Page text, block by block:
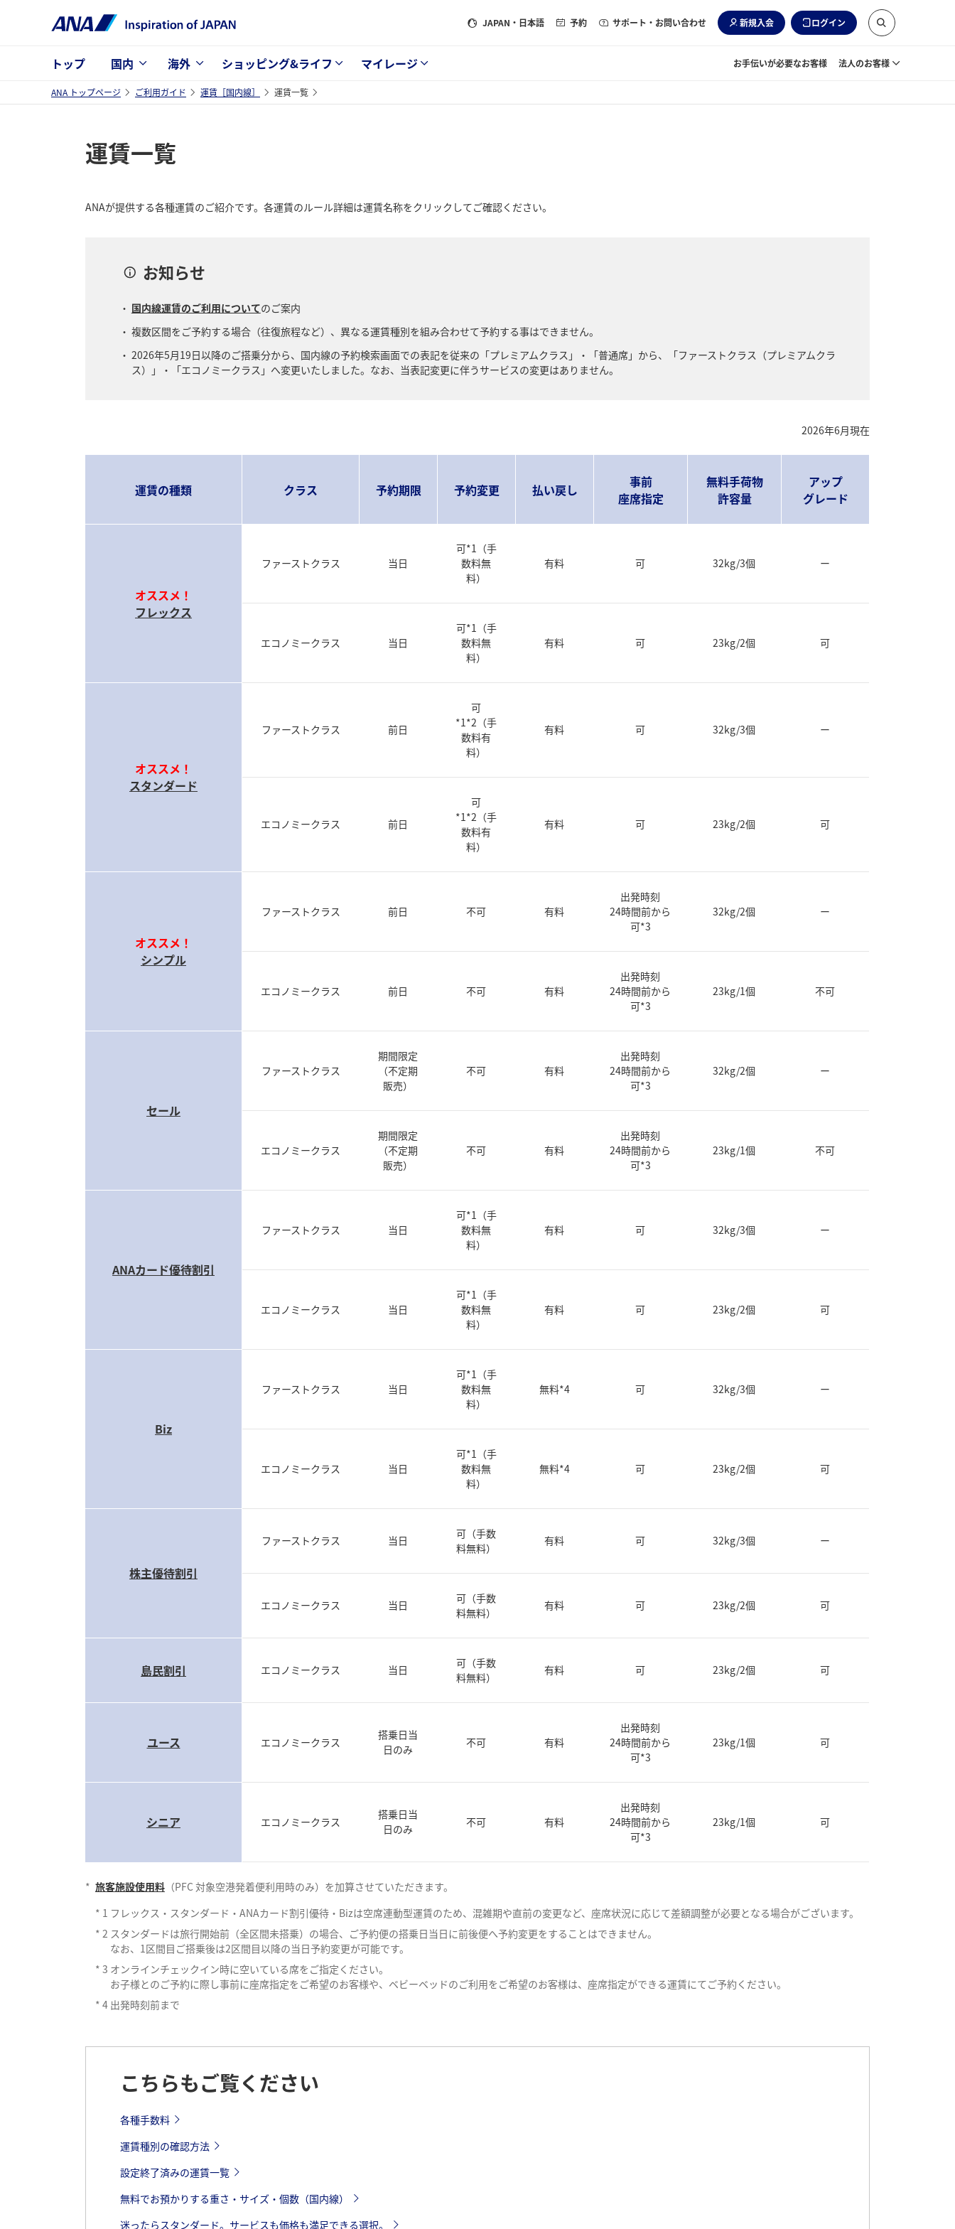
JAPAN ・日本語 予約 サポート・お問い合わせ 新規入会 ログイン
トップ 国内 海外 ショッピング&ライフ マイレージ お手伝いが必要なお客様 法人のお客様
ANA トップページ ご利用ガイド 運賃［国内線］ 運賃一覧
運賃一覧
ANAが提供する各種運賃のご紹介です。各運賃のルール詳細は運賃名称をクリックしてご確認ください。
お知らせ
国内線運賃のご利用についてのご案内
複数区間をご予約する場合（往復旅程など）、異なる運賃種別を組み合わせて予約する事はできません。
2026年5月19日以降のご搭乗分から、国内線の予約検索画面での表記を従来の「プレミアムクラス」・「普通席」から、「ファーストクラス（プレミアムクラ
ス）」・「エコノミークラス」へ変更いたしました。なお、当表記変更に伴うサービスの変更はありません。
2026年6月現在
運賃の種類 クラス 予約期限 予約変更 払い戻し
事前
座席指定
無料手荷物
許容量
アップ
グレード
オススメ！
フレックス
ファーストクラス 当日
可*1（手
数料無
料）
有料 可 32kg/3個 ー
エコノミークラス 当日
可*1（手
数料無
料）
有料 可 23kg/2個 可
オススメ！
スタンダード
ファーストクラス 前日
可
*1*2（手
数料有
料）
有料 可 32kg/3個 ー
エコノミークラス 前日
可
*1*2（手
数料有
料）
有料 可 23kg/2個 可
オススメ！
シンプル
ファーストクラス 前日 不可 有料
出発時刻
24時間前から
可*3
32kg/2個 ー
エコノミークラス 前日 不可 有料
出発時刻
24時間前から
可*3
23kg/1個 不可
セール
ファーストクラス
期間限定
（不定期
販売）
不可 有料
出発時刻
24時間前から
可*3
32kg/2個 ー
エコノミークラス
期間限定
（不定期
販売）
不可 有料
出発時刻
24時間前から
可*3
23kg/1個 不可
ANAカード優待割引
ファーストクラス 当日
可*1（手
数料無
料）
有料 可 32kg/3個 ー
エコノミークラス 当日
可*1（手
数料無
料）
有料 可 23kg/2個 可
Biz
ファーストクラス 当日
可*1（手
数料無
料）
無料*4 可 32kg/3個 ー
エコノミークラス 当日
可*1（手
数料無
料）
無料*4 可 23kg/2個 可
株主優待割引
ファーストクラス 当日
可（手数
料無料）
有料 可 32kg/3個 ー
エコノミークラス 当日
可（手数
料無料）
有料 可 23kg/2個 可
島民割引 エコノミークラス 当日
可（手数
料無料）
有料 可 23kg/2個 可
ユース エコノミークラス
搭乗日当
日のみ
不可 有料
出発時刻
24時間前から
可*3
23kg/1個 可
シニア エコノミークラス
搭乗日当
日のみ
不可 有料
出発時刻
24時間前から
可*3
23kg/1個 可
* 旅客施設使用料 （PFC 対象空港発着便利用時のみ）を加算させていただきます。
* 1 フレックス・スタンダード・ANAカード割引優待・Bizは空席連動型運賃のため、混雑期や直前の変更など、座席状況に応じて差額調整が必要となる場合がございます。
* 2 スタンダードは旅行開始前（全区間未搭乗）の場合、ご予約便の搭乗日当日に前後便へ予約変更をすることはできません。
なお、1区間目ご搭乗後は2区間目以降の当日予約変更が可能です。
* 3 オンラインチェックイン時に空いている席をご指定ください。
お子様とのご予約に際し事前に座席指定をご希望のお客様や、ベビーベッドのご利用をご希望のお客様は、座席指定ができる運賃にてご予約ください。
* 4 出発時刻前まで
こちらもご覧ください
各種手数料
運賃種別の確認方法
設定終了済みの運賃一覧
無料でお預かりする重さ・サイズ・個数（国内線）
迷ったらスタンダード。サービスも価格も満足できる選択。